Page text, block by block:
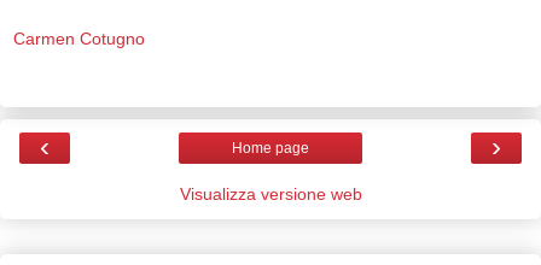
Carmen Cotugno
‹ ›
Home page
Visualizza versione web